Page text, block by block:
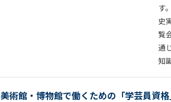
す
史
覧
通
知
美術館・博物館で働くための「学芸員資